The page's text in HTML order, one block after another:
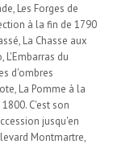
Les Forges de
à la fin de 1790
La Chasse aux
L'Embarras du
d'ombres
La Pomme à la
C'est son
jusqu'en
Montmartre,